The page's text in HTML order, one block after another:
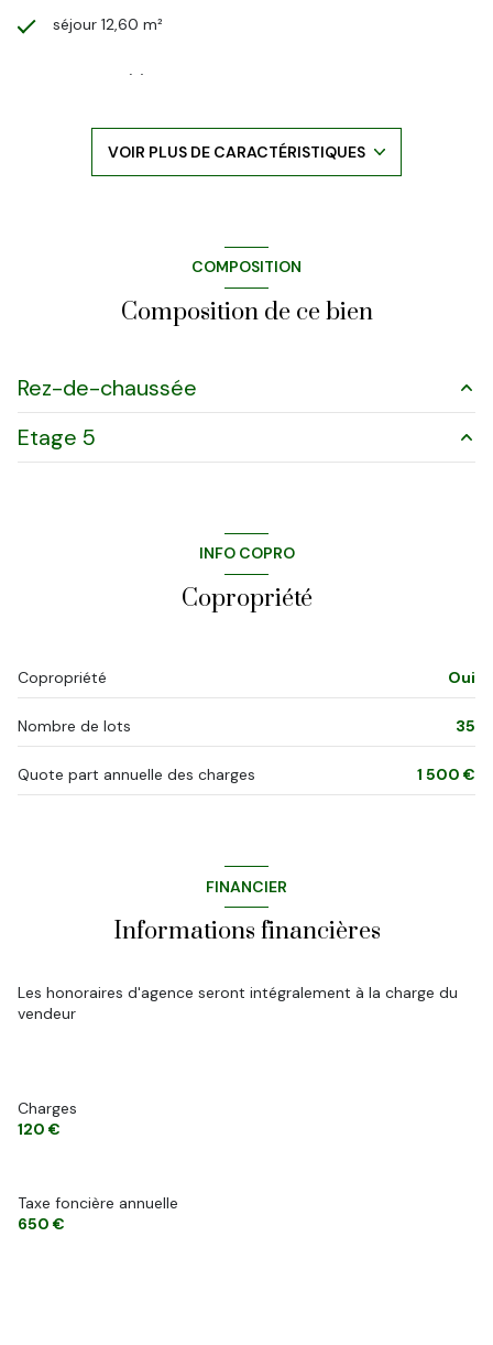
séjour 12,60 m²
1 chambre(s)
Chauffage individuel : convecteur (autre)
exposition Est-Ouest
7 étage(s)
VOIR PLUS DE CARACTÉRISTIQUES
COMPOSITION
Composition de ce bien
Rez-de-chaussée
salon/sejour
Etage 5
INFO COPRO
Copropriété
Copropriété Oui
Nombre de lots 35
Quote part annuelle des charges 1 500 €
FINANCIER
Informations financières
Les honoraires d'agence seront intégralement à la charge du
vendeur
Charges
120 €
Taxe foncière annuelle
650 €